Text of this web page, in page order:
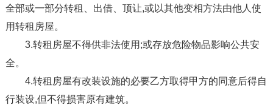
全部或一部分转租、出借、顶让,或以其他变相方法由他人使
用转租房屋。
3.转租房屋不得供非法使用;或存放危险物品影响公共安
全。
4.转租房屋有改装设施的必要乙方取得甲方的同意后得自
行装设,但不得损害原有建筑。